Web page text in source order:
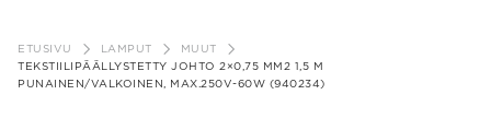
sisältöön
ETUSIVU LAMPUT
MUUT
TEKSTIILIPÄÄLLYSTETTY JOHTO 2×0,75 MM2 1,5 M
PUNAINEN/VALKOINEN, MAX.250V-60W (940234)